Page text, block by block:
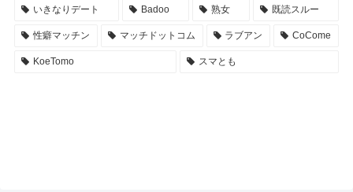
いきなりデート Badoo 熟女 既読スルー
性癖マッチン マッチドットコム ラブアン CoCome
KoeTomo スマとも